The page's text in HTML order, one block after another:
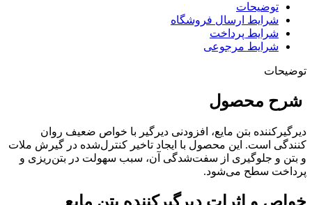
توضیحات
شرایط ارسال فروشگاه
شرایط پرداخت
شرایط مرجوعی
توضیحات
شرح محصول
دیرگیرکننده بتن مایع، افزودنی دیرگیر با خواص ضعیف روان
کنندگی است. این محصول با ایجاد تاخیر کنترل‌شده در گیرش ملات
و بتن و جلوگیری از سفت‌شدگی آن، سبب سهولت در بتن‌ریزی و
پرداخت سطح می‌شود.
خواص و اثرات دیرگیرکننده بتن مایع